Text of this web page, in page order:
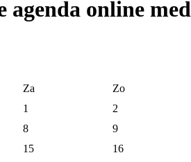
agenda online
Za Zo
1
2
8
9
15
16